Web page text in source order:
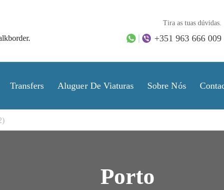
Tira as tuas dúvidas.
+351 963 666 009
Transfers Aluguer De Viaturas Sobre Nós
Porto